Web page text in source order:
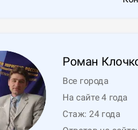
Роман
Все города
На сайте 4 года
Стаж: 24 года